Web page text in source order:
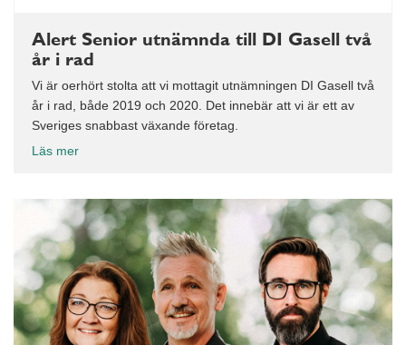
Alert Senior utnämnda till DI Gasell två
år i rad
Vi är oerhört stolta att vi mottagit utnämningen DI Gasell två
år i rad, både 2019 och 2020. Det innebär att vi är ett av
Sveriges snabbast växande företag.
Läs mer